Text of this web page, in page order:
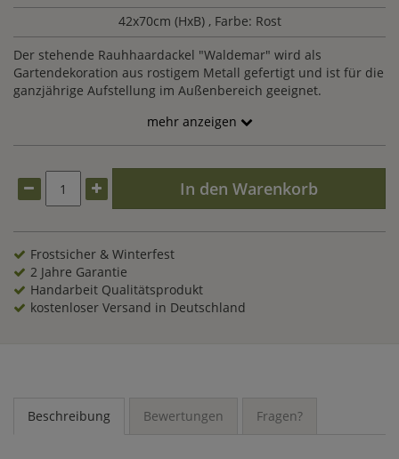
42x70cm (HxB) , Farbe: Rost
Der stehende Rauhhaardackel "Waldemar" wird als
Gartendekoration aus rostigem Metall gefertigt und ist für die
ganzjährige Aufstellung im Außenbereich geeignet.
mehr anzeigen
In den Warenkorb
Frostsicher & Winterfest
2 Jahre Garantie
Handarbeit Qualitätsprodukt
kostenloser Versand in Deutschland
Beschreibung Bewertungen Fragen?